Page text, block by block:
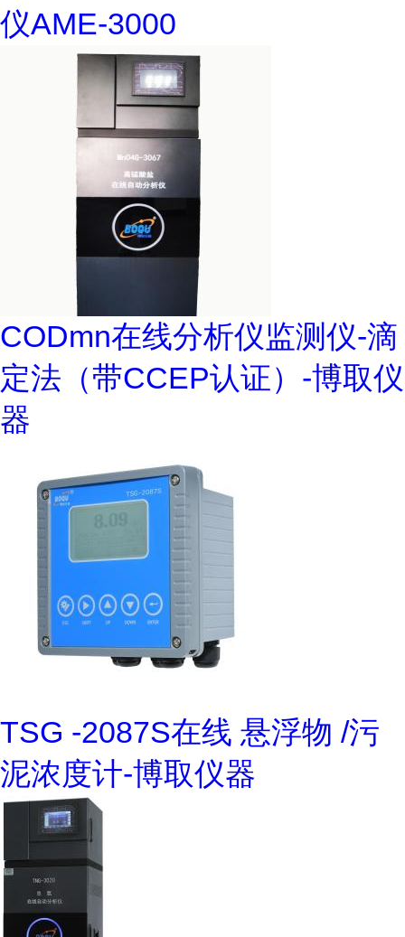
仪AME-3000
CODmn在线分析仪监测仪-滴
定法（带CCEP认证）-博取仪
器
TSG -2087S在线 悬浮物 /污
泥浓度计-博取仪器